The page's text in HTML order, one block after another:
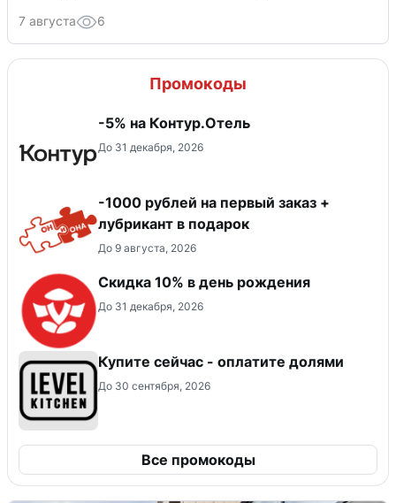
7 августа 6
Промокоды
-5% на Контур.Отель
До 31 декабря, 2026
-1000 рублей на первый заказ +
лубрикант в подарок
До 9 августа, 2026
Скидка 10% в день рождения
До 31 декабря, 2026
Купите сейчас - оплатите долями
До 30 сентября, 2026
Все промокоды